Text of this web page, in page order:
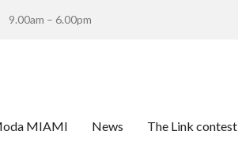
9.00am – 6.00pm
MIAMI News The Link contest